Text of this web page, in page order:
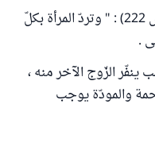
قال ابن تيميّة في "الاختيارات " (ص 222) : " وتردّ المرأة بكلّ
.
الزّوج الآخر منه ،
والمودّة يوجب